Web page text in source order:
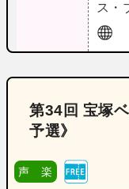
ス・
第34回 宝塚
予選》
声 楽